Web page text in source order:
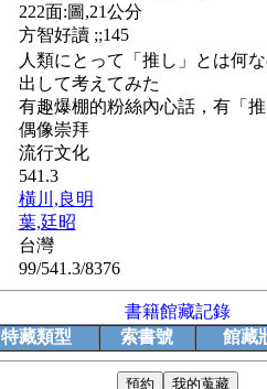
222面:圖,21公分
方智好讀 ;;145
人類にとって「推し」とは何
出して考えてみた
有趣爆棚的粉絲內心話，有「
偶像崇拜
流行文化
541.3
橫川,良明
葉,廷昭
台灣
99/541.3/8376
書籍館藏記錄
特藏類型 索書號 館藏